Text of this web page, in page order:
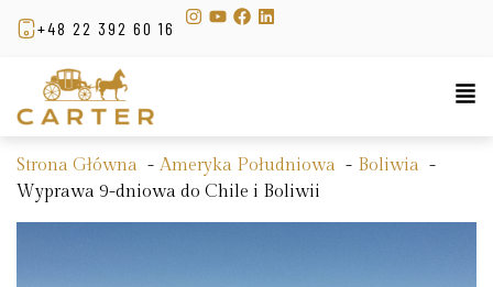
+48 22 392 60 16
Strona Główna Ameryka Południowa
Boliwia
Wyprawa 9-dniowa do Chile i Boliwii